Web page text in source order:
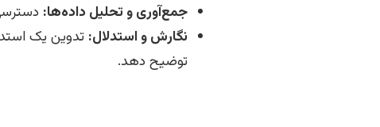
جمع‌آوری و تحلیل داده‌ها:
نگارش و استدلال: تدوین یک
توضیح دهد.